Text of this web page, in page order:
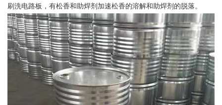
刷洗电路板，有松香和助焊剂加速松香的溶解和助焊剂的脱落。